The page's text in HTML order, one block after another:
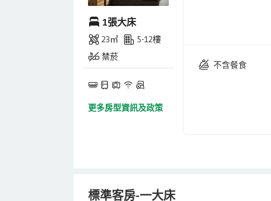
1張大床
23㎡
5-12樓
禁菸
更多房型資訊及政策
不含餐食
標準客房-一大床